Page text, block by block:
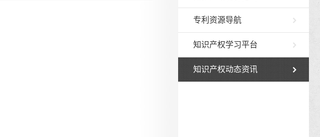
专利资源导航
知识产权学习平台
知识产权动态资讯